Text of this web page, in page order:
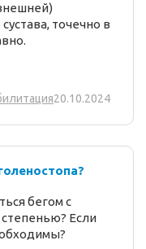
точечно в
20.10.2024
бегом с
Если